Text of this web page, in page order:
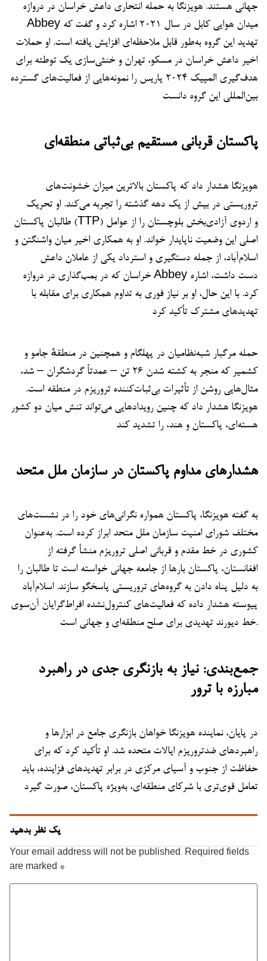
جهانی هستند. هویزنگا به حمله انتحاری داعش خراسان در دروازه
Abbey میدان هوایی کابل در سال ۲۰۲۱ اشاره کرد و گفت که
تهدید این گروه به‌طور قابل ملاحظه‌ای افزایش یافته است. او حملات
اخیر داعش خراسان در مسکو، تهران و خنثی‌سازی یک توطئه برای
هدف‌گیری المپیک ۲۰۲۴ پاریس را نمونه‌هایی از فعالیت‌های گسترده
بین‌المللی این گروه دانست
پاکستان قربانی مستقیم بی‌ثباتی منطقه‌ای
هویزنگا هشدار داد که پاکستان بالاترین میزان خشونت‌های
تروریستی در بیش از یک دهه گذشته را تجربه می‌کند. او تحریک
طالبان پاکستان (TTP) و اردوی آزادی‌بخش بلوچستان را از عوامل
اصلی این وضعیت ناپایدار خواند. او به همکاری اخیر میان واشنگتن و
اسلام‌آباد، از جمله دستگیری و استرداد یکی از عاملان داعش
خراسان که در بمب‌گذاری در دروازه Abbey دست داشت، اشاره
کرد. با این حال، او بر نیاز فوری به تداوم همکاری برای مقابله با
تهدیدهای مشترک تأکید کرد
حمله مرگبار شبه‌نظامیان در پهلگام و همچنین در منطقهٔ جامو و
کشمیر که منجر به کشته شدن ۲۶ تن – عمدتاً گردشگران – شد،
مثال‌هایی روشن از تأثیرات بی‌ثبات‌کننده تروریزم در منطقه است.
هویزنگا هشدار داد که چنین رویدادهایی می‌تواند تنش میان دو کشور
هسته‌ای، پاکستان و هند، را تشدید کند
هشدارهای مداوم پاکستان در سازمان ملل متحد
به گفته هویزنگا، پاکستان همواره نگرانی‌های خود را در نشست‌های
مختلف شورای امنیت سازمان ملل متحد ابراز کرده است. به‌عنوان
کشوری در خط مقدم و قربانی اصلی تروریزم منشأ گرفته از
افغانستان، پاکستان بارها از جامعه جهانی خواسته است تا طالبان را
به دلیل پناه دادن به گروه‌های تروریستی پاسخگو سازند. اسلام‌آباد
پیوسته هشدار داده که فعالیت‌های کنترول‌نشده افراط‌گرایان آن‌سوی
خط دیورند تهدیدی برای صلح منطقه‌ای و جهانی است.
جمع‌بندی: نیاز به بازنگری جدی در راهبرد
مبارزه با ترور
در پایان، نماینده هویزنگا خواهان بازنگری جامع در ابزارها و
راهبردهای ضدتروریزم ایالات متحده شد. او تأکید کرد که برای
حفاظت از جنوب و آسیای مرکزی در برابر تهدیدهای فزاینده، باید
تعامل قوی‌تری با شرکای منطقه‌ای، به‌ویژه پاکستان، صورت گیرد
یک نظر بدهید
Your email address will not be published. Required fields
are marked *